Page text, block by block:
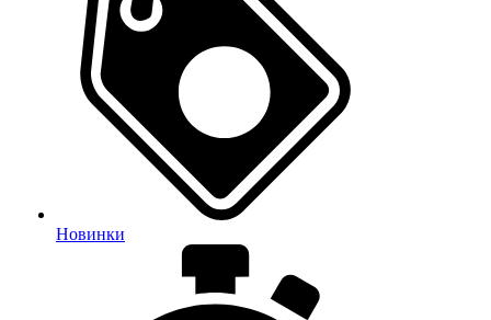
Новинки